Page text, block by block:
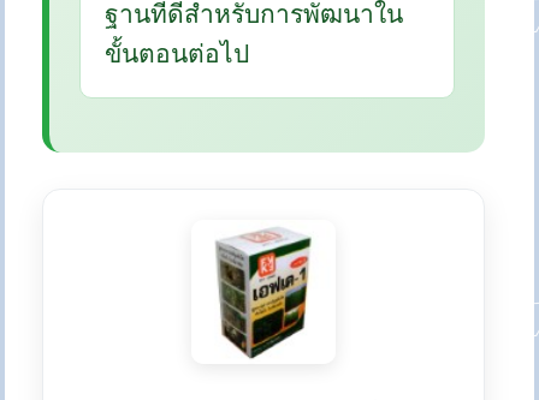
ฐานที่ดีสำหรับการพัฒนาใน
ขั้นตอนต่อไป